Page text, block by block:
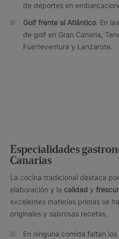
de deportes en
Golf frente al Atlántico. En
de golf en Gran Canaria,
Fuerteventura y Lanzarote.
Especialidades
Canarias
La cocina tradicional destaca
elaboración y la calidad y
excelentes materias primas se
originales y sabrosas recetas.
En ninguna comida faltan los